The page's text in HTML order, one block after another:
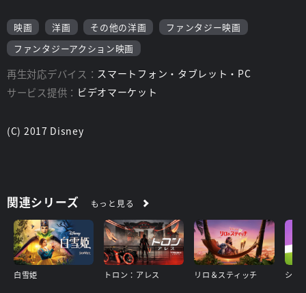
映画 洋画 その他の洋画
ファンタジー映画
ファンタジーアクション映画
再生対応デバイス： スマートフォン・タブレット・PC
サービス提供： ビデオマーケット
(C) 2017 Disney
関連シリーズ もっと見る
白雪姫 トロン：アレス リロ＆スティッチ